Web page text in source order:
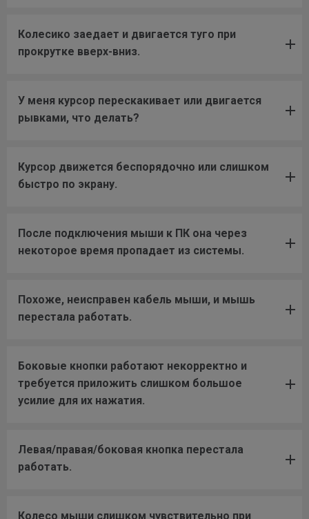
Колесико заедает и двигается туго при
прокрутке вверх-вниз.
У меня курсор перескакивает или двигается
рывками, что делать?
Курсор движется беспорядочно или слишком
быстро по экрану.
После подключения мыши к ПК она через
некоторое время пропадает из системы.
Похоже, неисправен кабель мыши, и мышь
перестала работать.
Боковые кнопки работают некорректно и
требуется приложить слишком большое
усилие для их нажатия.
Левая/правая/боковая кнопка перестала
работать.
Колесо мыши слишком чувствительно при